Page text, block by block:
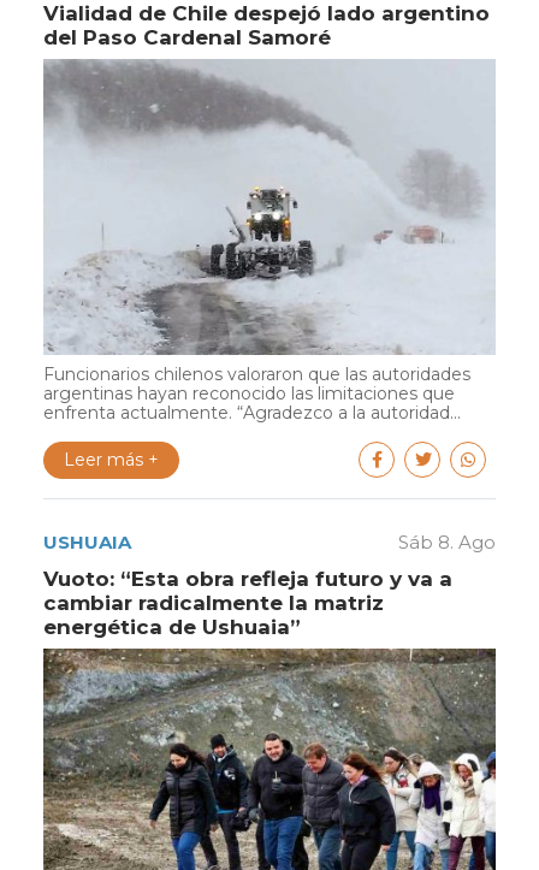
Vialidad de Chile despejó lado argentino
del Paso Cardenal Samoré
Funcionarios chilenos valoraron que las autoridades
argentinas hayan reconocido las limitaciones que
enfrenta actualmente. “Agradezco a la autoridad...
Leer más +
USHUAIA Sáb 8. Ago
Vuoto: “Esta obra refleja futuro y va a
cambiar radicalmente la matriz
energética de Ushuaia”